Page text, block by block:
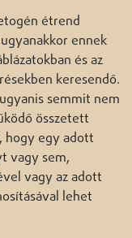
étrend
ennek
és az
keresendő.
semmit nem
összetett
hogy egy adott
vagy sem,
vagy az adott
lehet